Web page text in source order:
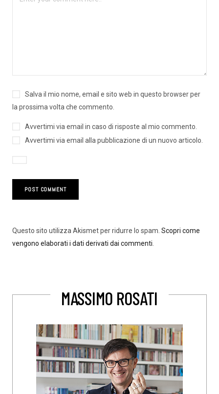
Salva il mio nome, email e sito web in questo browser per
la prossima volta che commento.
Avvertimi via email in caso di risposte al mio commento.
Avvertimi via email alla pubblicazione di un nuovo articolo.
Questo sito utilizza Akismet per ridurre lo spam. Scopri come
vengono elaborati i dati derivati dai commenti
MASSIMO ROSATI